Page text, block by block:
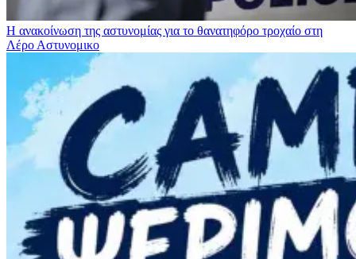
Η ανακοίνωση της αστυνομίας για το θανατηφόρο τροχαίο στη
Λέρο Αστυνομικο